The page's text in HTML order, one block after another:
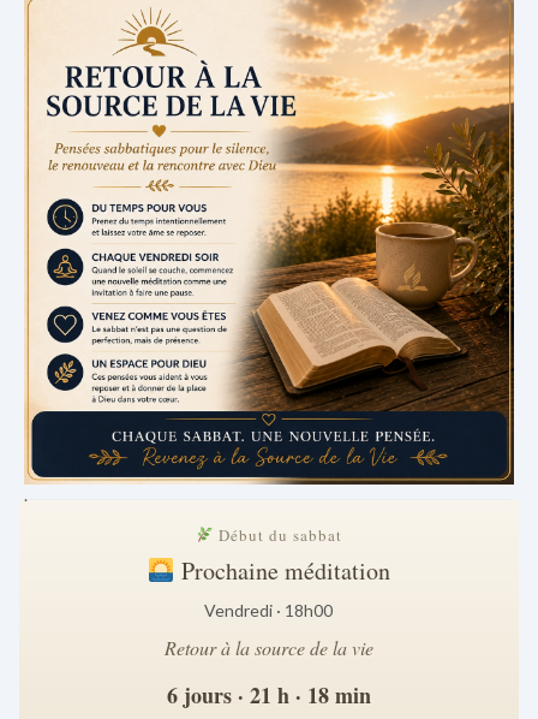
.
Début du sabbat
Prochaine méditation
Vendredi · 18h00
Retour à la source de la vie
6 jours · 21 h · 18 min